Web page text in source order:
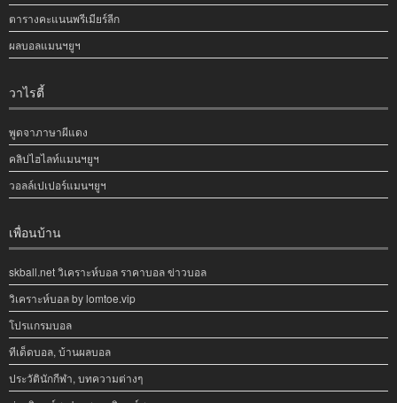
ตารางคะแนนพรีเมียร์ลีก
ผลบอลแมนฯยูฯ
วาไรตี้
พูดจาภาษาผีแดง
คลิปไฮไลท์แมนฯยูฯ
วอลล์เปเปอร์แมนฯยูฯ
เพื่อนบ้าน
skball.net วิเคราะห์บอล ราคาบอล ข่าวบอล
วิเคราะห์บอล by lomtoe.vip
โปรแกรมบอล
ทีเด็ดบอล, บ้านผลบอล
ประวัตินักกีฬา, บทความต่างๆ